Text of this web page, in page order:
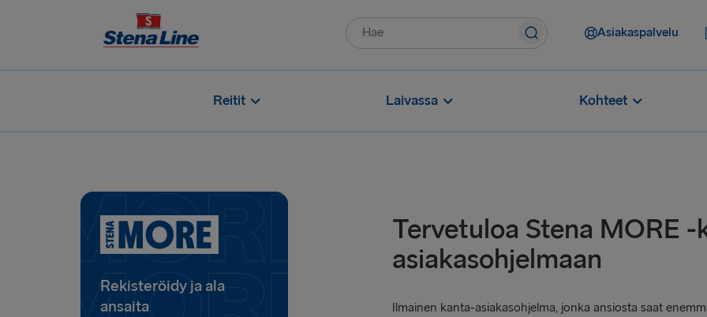
Asiakaspalvelu
Reitit Laivassa Kohteet
Rekisteröidy ja ala
ansaita
Tervetuloa Stena MORE
asiakasohjelmaan
Ilmainen kanta-asiakasohjelma, jonka ansiosta saat